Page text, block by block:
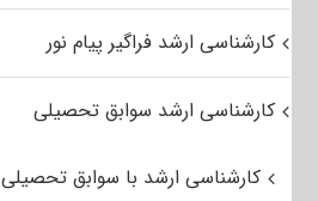
کارشناسی ارشد فراگیر پیام نور
کارشناسی ارشد سوابق تحصیلی
کارشناسی ارشد با سوابق تحصیلی